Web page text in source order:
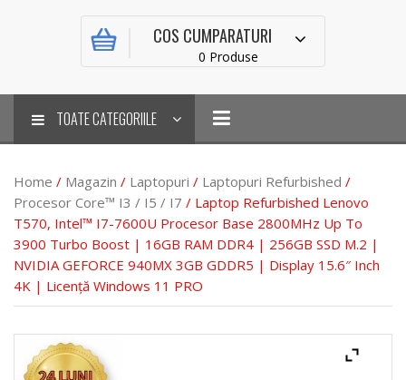
COS CUMPARATURI
0 Produse
TOATE CATEGORIILE
Home / Magazin / Laptopuri / Laptopuri Refurbished /
Procesor Core™ I3 / I5 / I7 / Laptop Refurbished Lenovo
T570, Intel™ I7-7600U Procesor Base 2800MHz Up To
3900 Turbo Boost | 16GB RAM DDR4 | 256GB SSD M.2 |
NVIDIA GEFORCE 940MX 3GB GDDR5 | Display 15.6″ Inch
4K | Licență Windows 11 PRO